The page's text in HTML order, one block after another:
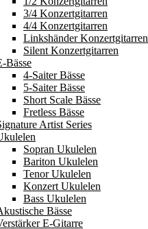
3/4 Konzertgitarren
4/4 Konzertgitarren
Linkshänder Konzertgitarren
Silent Konzertgitarren
Bässe
4-Saiter Bässe
5-Saiter Bässe
Short Scale Bässe
Fretless Bässe
Artist Series
Sopran Ukulelen
Bariton Ukulelen
Tenor Ukulelen
Konzert Ukulelen
Bass Ukulelen
Bässe
E-Gitarre